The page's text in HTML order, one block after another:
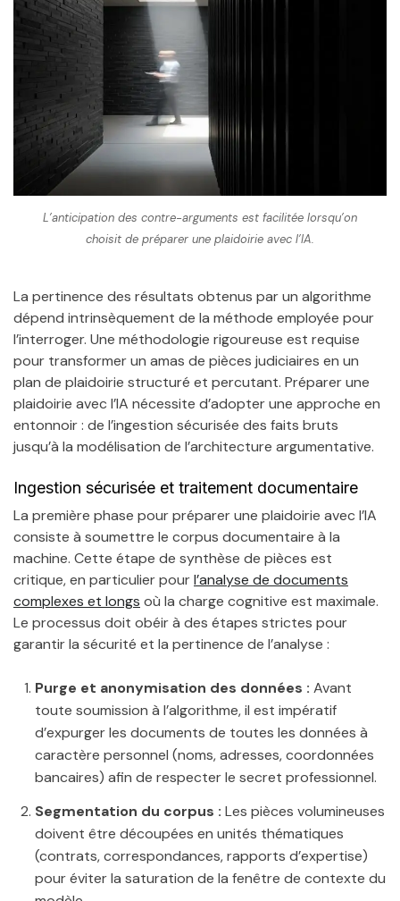
L’anticipation des contre-arguments est facilitée lorsqu’on
choisit de préparer une plaidoirie avec l’IA.
La pertinence des résultats obtenus par un algorithme
dépend intrinsèquement de la méthode employée pour
l’interroger. Une méthodologie rigoureuse est requise
pour transformer un amas de pièces judiciaires en un
plan de plaidoirie structuré et percutant. Préparer une
plaidoirie avec l’IA nécessite d’adopter une approche en
entonnoir : de l’ingestion sécurisée des faits bruts
jusqu’à la modélisation de l’architecture argumentative.
Ingestion sécurisée et traitement documentaire
La première phase pour préparer une plaidoirie avec l’IA
consiste à soumettre le corpus documentaire à la
machine. Cette étape de synthèse de pièces est
critique, en particulier pourl’analyse de documents
complexes et longs où la charge cognitive est maximale.
Le processus doit obéir à des étapes strictes pour
garantir la sécurité et la pertinence de l’analyse :
Purge et anonymisation des données : Avant
toute soumission à l’algorithme, il est impératif
d’expurger les documents de toutes les données à
caractère personnel (noms, adresses, coordonnées
bancaires) afin de respecter le secret professionnel.
Segmentation du corpus : Les pièces volumineuses
doivent être découpées en unités thématiques
(contrats, correspondances, rapports d’expertise)
pour éviter la saturation de la fenêtre de contexte du